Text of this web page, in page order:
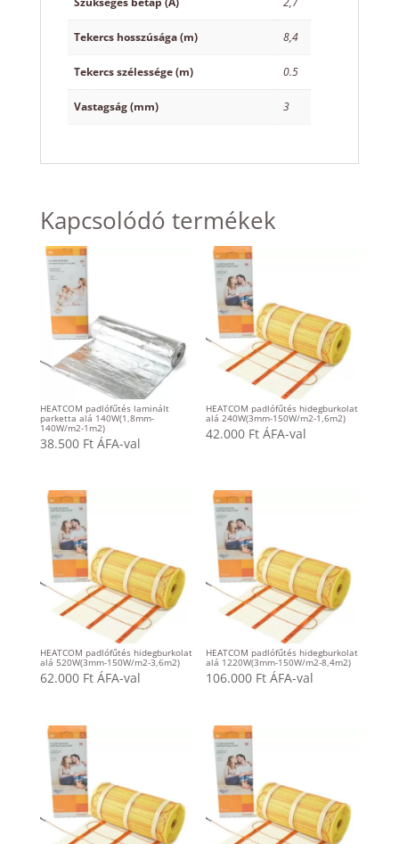
Tekercs hosszúsága (m) 8,4
Tekercs szélessége (m) 0.5
Vastagság (mm) 3
Kapcsolódó termékek
HEATCOM padlófűtés laminált
parketta alá 140W(1,8mm-
140W/m2-1m2)
38.500 Ft ÁFA-val
HEATCOM padlófűtés hidegburkolat
alá 240W(3mm-150W/m2-1,6m2)
42.000 Ft ÁFA-val
HEATCOM padlófűtés hidegburkolat
alá 520W(3mm-150W/m2-3,6m2)
62.000 Ft ÁFA-val
HEATCOM padlófűtés hidegburkolat
alá 1220W(3mm-150W/m2-8,4m2)
106.000 Ft ÁFA-val